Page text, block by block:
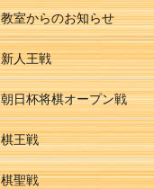
教室からのお知らせ
新人王戦
朝日杯将棋オープン戦
棋王戦
棋聖戦